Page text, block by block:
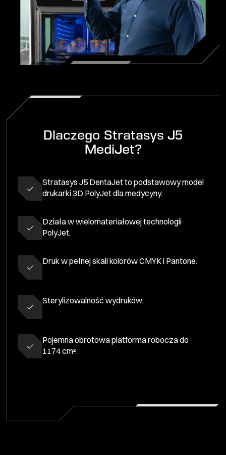
Dlaczego Stratasys J5
MediJet?
Stratasys J5 DentaJet to podstawowy model
drukarki 3D PolyJet dla medycyny.
Działa w wielomateriałowej technologii
PolyJet.
Druk w pełnej skali kolorów CMYK i Pantone.
Sterylizowalność wydruków.
Pojemna obrotowa platforma robocza do
1174 cm².